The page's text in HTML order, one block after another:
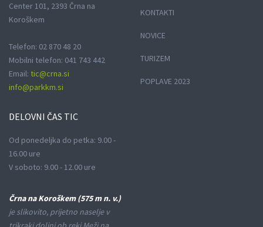
Center 101, 2393 Črna na
Koroškem
Telefon: 02 870 48 20
Mobilni telefon: 041 743 442
Email: tic@crna.si
info@parkkm.si
DELOVNI ČAS TIC
Od ponedeljka do petka: 9.00 -
16.00 ure
V soboto: 9.00 - 12.00 ure
KONTAKTI
NOVICE
TURIZEM
POPLAVE 2023
Črna na Koroškem (575 m n. v.)
je slikovito, prijetno naselje v